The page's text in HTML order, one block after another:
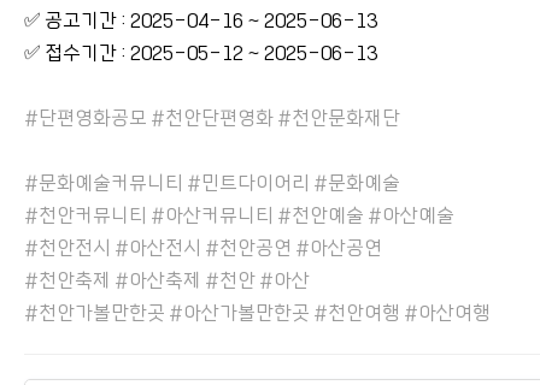
✅ 공고기간 : 2025-04-16 ~ 2025-06-13
✅ 접수기간 : 2025-05-12 ~ 2025-06-13
#단편영화공모 #천안단편영화 #천안문화재단
#문화예술커뮤니티 #민트다이어리 #문화예술
#천안커뮤니티 #아산커뮤니티 #천안예술 #아산예술
#천안전시 #아산전시 #천안공연 #아산공연
#천안축제 #아산축제 #천안 #아산
#천안가볼만한곳 #아산가볼만한곳 #천안여행 #아산여행